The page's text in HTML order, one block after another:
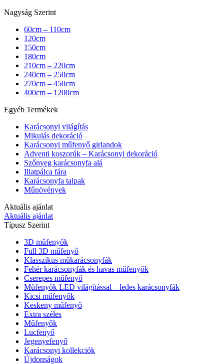
Nagyság Szerint
60cm – 110cm
120cm
150cm
180cm
210cm – 220cm
240cm – 250cm
270cm – 450cm
400cm – 1200cm
Egyéb Termékek
Karácsonyi világítás
Mikulás dekoráció
Karácsonyi műfenyő girlandok
Adventi koszorúk – Karácsonyi dekoráció
Szőnyeg karácsonyfa alá
Illatpálca fára
Karácsonyfa talpak
Műnövények
Aktuális ajánlat
Aktuális ajánlat
Típusz Szerint
3D műfenyők
Full 3D műfenyő
Klasszikus műkarácsonyfák
Fehér karácsonyfák és havas műfenyők
Cserepes műfenyő
Műfenyők LED világítással – ledes karácsonyfák
Kicsi műfenyők
Keskeny műfenyő
Extra széles
Műfenyők
Lucfenyő
Jegenyefenyő
Karácsonyi kollekciók
Újdonságok